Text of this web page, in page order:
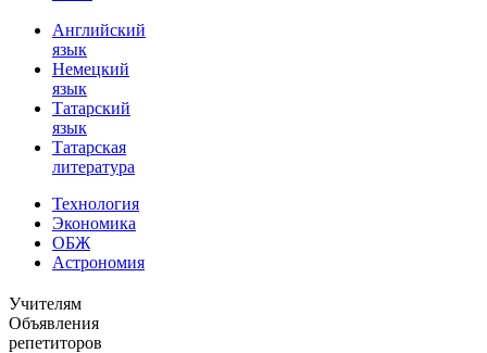
Английский
язык
Немецкий
язык
Татарский
язык
Татарская
литература
Технология
Экономика
ОБЖ
Астрономия
Учителям
Объявления
репетиторов